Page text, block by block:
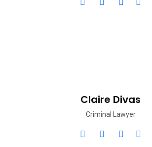
Claire Divas
Criminal Lawyer